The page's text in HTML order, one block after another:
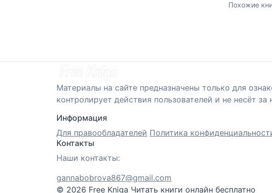
Похожие
Материалы на сайте предназначены только для
контролирует действия пользователей и не несёт за
Информация
Для правообладателей Политика
Контакты
Наши контакты:
gannabobrova867@gmail.com
© 2026 Free Kniga Читать книги онлайн бесплатно